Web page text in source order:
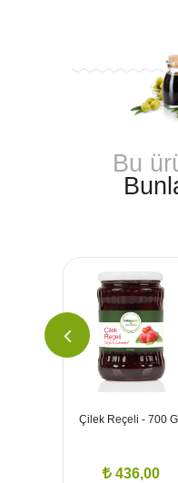
Bu
Çilek Reçeli - 700
436,00